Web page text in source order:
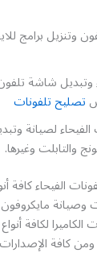
وتنزيل برامج
وتبديل شاشة
تصليح تلفونات
لصيانة
والتابلت وغيرها.
الفيحاء كافة
لكافة
كافة